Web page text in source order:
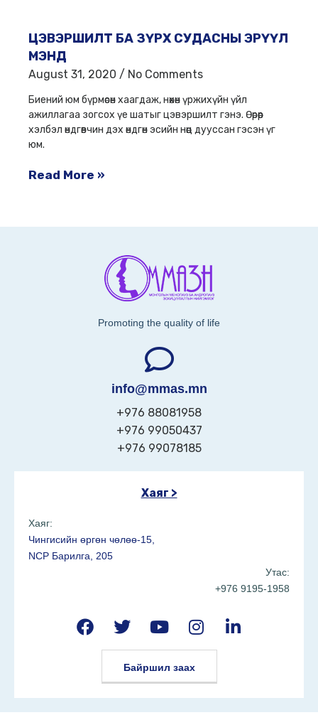
ЦЭВЭРШИЛТ БА ЗҮРХ СУДАСНЫ ЭРҮҮЛ
МЭНД
August 31, 2020 No Comments
Биений юм бүрмөсөн хаагдаж, нөхөн үржихүйн үйл
ажиллагаа зогсох үе шатыг цэвэршилт гэнэ. Өөрөөр
хэлбэл өндгөвчин дэх өндгөн эсийн нөөц дууссан гэсэн үг
юм.
Read More »
Promoting the quality of life
info@mmas.mn
+976 88081958
+976 99050437
+976 99078185
Хаяг >
Хаяг:
Чингисийн өргөн чөлөө-15,
NCP Барилга, 205
Утас:
+976 9195-1958
Байршил заах